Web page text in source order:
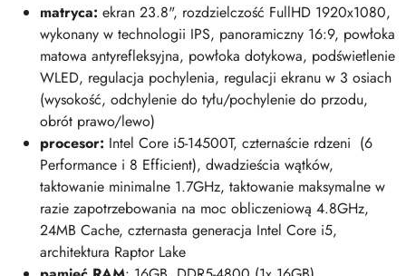
matryca: ekran 23.8", rozdzielczość FullHD 1920x1080,
wykonany w technologii IPS, panoramiczny 16:9, powłoka
matowa antyrefleksyjna, powłoka dotykowa, podświetlenie
WLED, regulacja pochylenia, regulacji ekranu w 3 osiach
(wysokość, odchylenie do tyłu/pochylenie do przodu,
obrót prawo/lewo)
procesor: Intel Core i5-14500T, czternaście rdzeni (6
Performance i 8 Efficient), dwadzieścia wątków,
taktowanie minimalne 1.7GHz, taktowanie maksymalne w
razie zapotrzebowania na moc obliczeniową 4.8GHz,
24MB Cache, czternasta generacja Intel Core i5,
architektura Raptor Lake